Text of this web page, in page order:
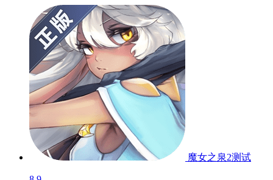
魔女之泉2测试